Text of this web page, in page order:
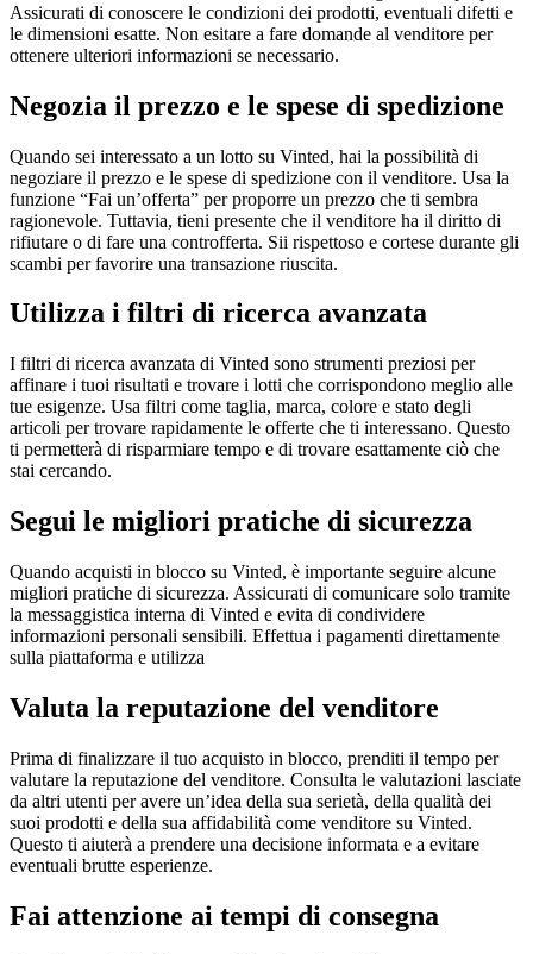
Assicurati di conoscere le condizioni dei prodotti, eventuali difetti e
le dimensioni esatte. Non esitare a fare domande al venditore per
ottenere ulteriori informazioni se necessario.
Negozia il prezzo e le spese di spedizione
Quando sei interessato a un lotto su Vinted, hai la possibilità di
negoziare il prezzo e le spese di spedizione con il venditore. Usa la
funzione “Fai un’offerta” per proporre un prezzo che ti sembra
ragionevole. Tuttavia, tieni presente che il venditore ha il diritto di
rifiutare o di fare una controfferta. Sii rispettoso e cortese durante gli
scambi per favorire una transazione riuscita.
Utilizza i filtri di ricerca avanzata
I filtri di ricerca avanzata di Vinted sono strumenti preziosi per
affinare i tuoi risultati e trovare i lotti che corrispondono meglio alle
tue esigenze. Usa filtri come taglia, marca, colore e stato degli
articoli per trovare rapidamente le offerte che ti interessano. Questo
ti permetterà di risparmiare tempo e di trovare esattamente ciò che
stai cercando.
Segui le migliori pratiche di sicurezza
Quando acquisti in blocco su Vinted, è importante seguire alcune
migliori pratiche di sicurezza. Assicurati di comunicare solo tramite
la messaggistica interna di Vinted e evita di condividere
informazioni personali sensibili. Effettua i pagamenti direttamente
sulla piattaforma e utilizza
Valuta la reputazione del venditore
Prima di finalizzare il tuo acquisto in blocco, prenditi il tempo per
valutare la reputazione del venditore. Consulta le valutazioni lasciate
da altri utenti per avere un’idea della sua serietà, della qualità dei
suoi prodotti e della sua affidabilità come venditore su Vinted.
Questo ti aiuterà a prendere una decisione informata e a evitare
eventuali brutte esperienze.
Fai attenzione ai tempi di consegna